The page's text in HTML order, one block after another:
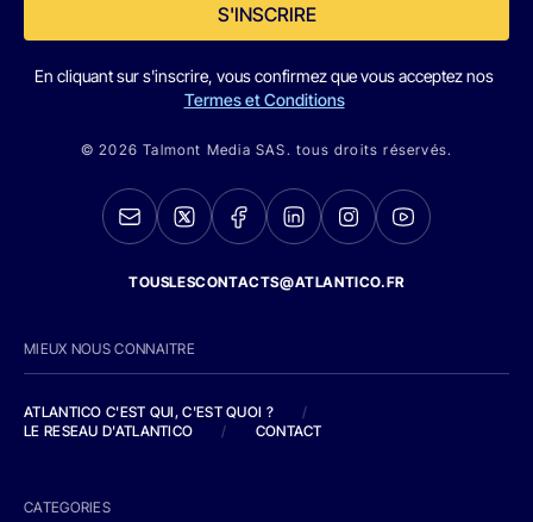
S'INSCRIRE
En cliquant sur s'inscrire, vous confirmez que vous acceptez nos
Termes et Conditions
© 2026 Talmont Media SAS. tous droits réservés.
TOUSLESCONTACTS@ATLANTICO.FR
MIEUX NOUS CONNAITRE
ATLANTICO C'EST QUI, C'EST QUOI ?
/
LE RESEAU D'ATLANTICO
/ CONTACT
CATEGORIES